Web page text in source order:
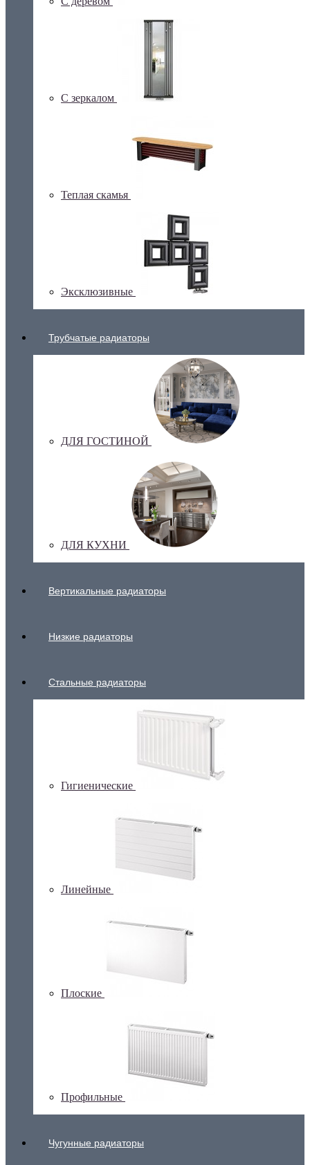
С зеркалом
Теплая скамья
Эксклюзивные
Трубчатые радиаторы
ДЛЯ ГОСТИНОЙ
ДЛЯ КУХНИ
Вертикальные радиаторы
Низкие радиаторы
Стальные радиаторы
Гигиенические
Линейные
Плоские
Профильные
Чугунные радиаторы